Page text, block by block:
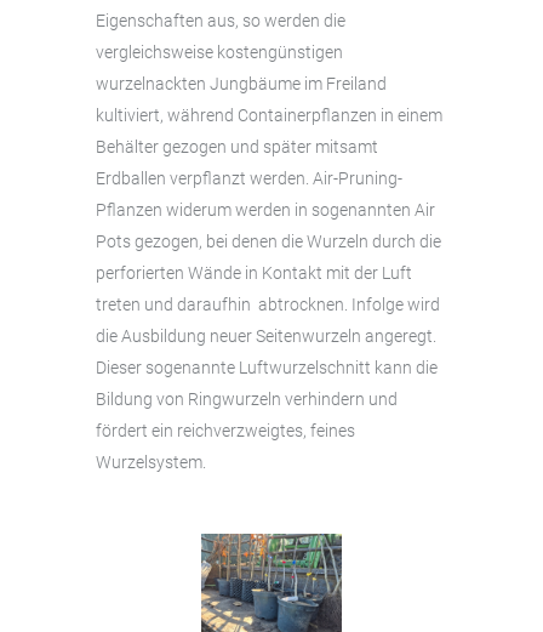
Eigenschaften aus, so werden die
vergleichsweise kostengünstigen
wurzelnackten Jungbäume im Freiland
kultiviert, während Containerpflanzen in einem
Behälter gezogen und später mitsamt
Erdballen verpflanzt werden. Air-Pruning-
Pflanzen widerum werden in sogenannten Air
Pots gezogen, bei denen die Wurzeln durch die
perforierten Wände in Kontakt mit der Luft
treten und daraufhin abtrocknen. Infolge wird
die Ausbildung neuer Seitenwurzeln angeregt.
Dieser sogenannte Luftwurzelschnitt kann die
Bildung von Ringwurzeln verhindern und
fördert ein reichverzweigtes, feines
Wurzelsystem.